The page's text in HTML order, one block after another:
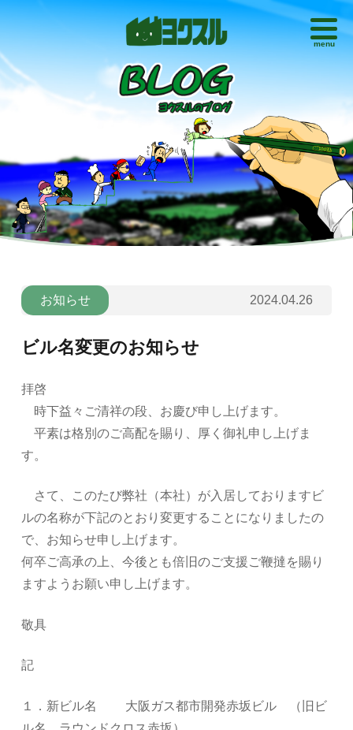
menu
お知らせ 2024.04.26
ビル名変更のお知らせ
拝啓
時下益々ご清祥の段、お慶び申し上げます。
平素は格別のご高配を賜り、厚く御礼申し上げま
す。
さて、このたび弊社（本社）が入居しておりますビ
ルの名称が下記のとおり変更することになりましたの
で、お知らせ申し上げます。
何卒ご高承の上、今後とも倍旧のご支援ご鞭撻を賜り
ますようお願い申し上げます。
敬具
記
１．新ビル名 大阪ガス都市開発赤坂ビル （旧ビ